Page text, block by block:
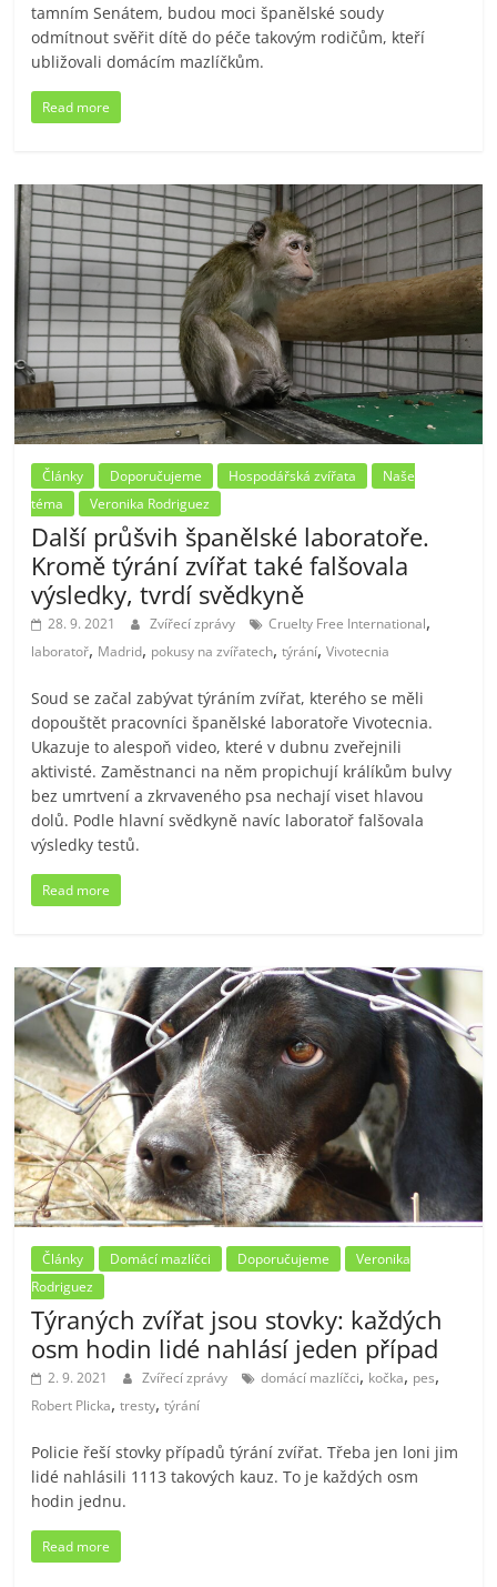
tamním Senátem, budou moci španělské soudy
odmítnout svěřit dítě do péče takovým rodičům, kteří
ubližovali domácím mazlíčkům.
Read more
Články Doporučujeme Hospodářská zvířata
Naše
téma
Veronika Rodriguez
Další průšvih španělské laboratoře.
Kromě týrání zvířat také falšovala
výsledky, tvrdí svědkyně
28. 9. 2021 Zvířecí zprávy Cruelty Free International,
laboratoř, Madrid, pokusy na zvířatech,týrání,Vivotecnia
Soud se začal zabývat týráním zvířat, kterého se měli
dopouštět pracovníci španělské laboratoře Vivotecnia.
Ukazuje to alespoň video, které v dubnu zveřejnili
aktivisté. Zaměstnanci na něm propichují králíkům bulvy
bez umrtvení a zkrvaveného psa nechají viset hlavou
dolů. Podle hlavní svědkyně navíc laboratoř falšovala
výsledky testů.
Read more
Články Domácí mazlíčci Doporučujeme
Veronika
Rodriguez
Týraných zvířat jsou stovky: každých
osm hodin lidé nahlásí jeden případ
2. 9. 2021 Zvířecí zprávy domácí mazlíčci, kočka, pes,
Robert Plicka,tresty,týrání
Policie řeší stovky případů týrání zvířat. Třeba jen loni jim
lidé nahlásili 1113 takových kauz. To je každých osm
hodin jednu.
Read more